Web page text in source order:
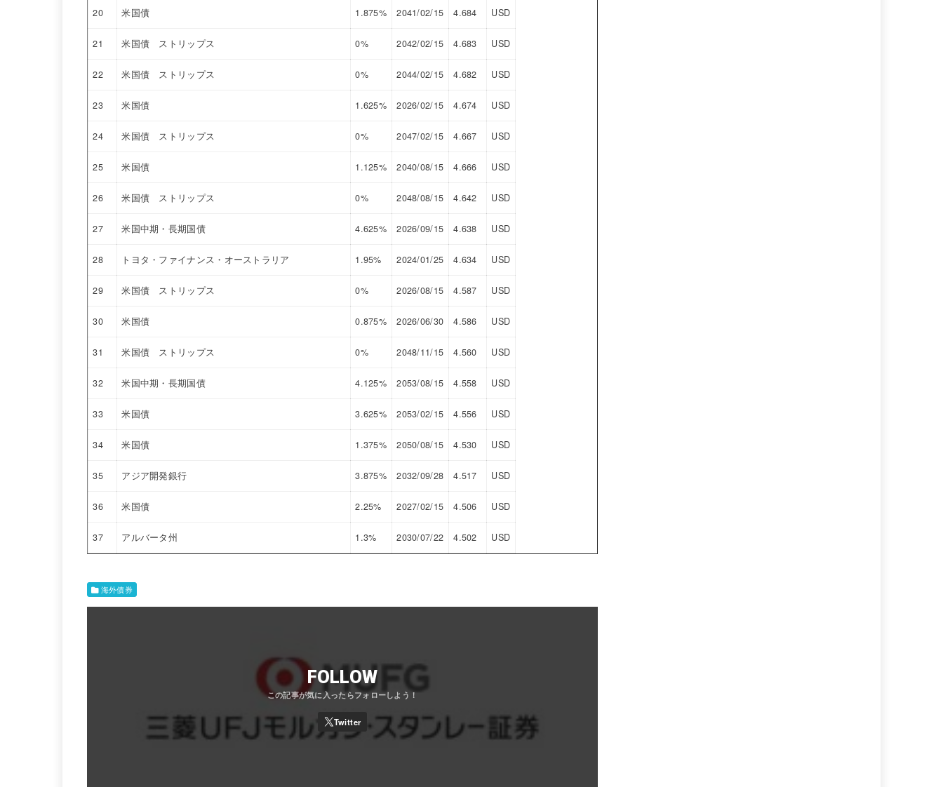
20 米国債 1.875% 2041/02/15 4.684 USD
21 米国債 ストリップス 0% 2042/02/15 4.683 USD
22 米国債 ストリップス 0% 2044/02/15 4.682 USD
23 米国債 1.625% 2026/02/15 4.674 USD
24 米国債 ストリップス 0% 2047/02/15 4.667 USD
25 米国債 1.125% 2040/08/15 4.666 USD
26 米国債 ストリップス 0% 2048/08/15 4.642 USD
27 米国中期・長期国債 4.625% 2026/09/15 4.638 USD
28 トヨタ・ファイナンス・オーストラリア 1.95% 2024/01/25 4.634 USD
29 米国債 ストリップス 0% 2026/08/15 4.587 USD
30 米国債 0.875% 2026/06/30 4.586 USD
31 米国債 ストリップス 0% 2048/11/15 4.560 USD
32 米国中期・長期国債 4.125% 2053/08/15 4.558 USD
33 米国債 3.625% 2053/02/15 4.556 USD
34 米国債 1.375% 2050/08/15 4.530 USD
35 アジア開発銀行 3.875% 2032/09/28 4.517 USD
36 米国債 2.25% 2027/02/15 4.506 USD
37 アルバータ州 1.3% 2030/07/22 4.502 USD
海外債券
FOLLOW